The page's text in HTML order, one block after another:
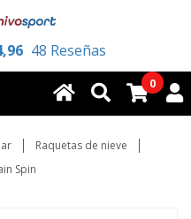
48 Reseñas
0
Raquetas de nieve
Spin